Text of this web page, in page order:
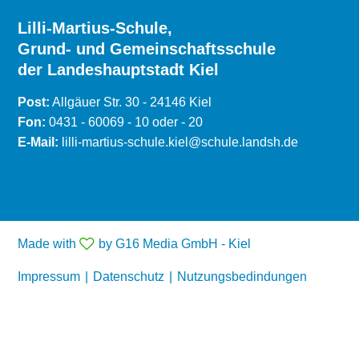
Lilli-Martius-Schule,
Grund- und Gemeinschaftsschule
der Landeshauptstadt Kiel
Post: Allgäuer Str. 30 - 24146 Kiel
Fon: 0431 - 60069 - 10 oder - 20
E-Mail: lilli-martius-schule.kiel@schule.landsh.de
Made with by G16 Media GmbH - Kiel
Impressum Datenschutz Nutzungsbedindungen